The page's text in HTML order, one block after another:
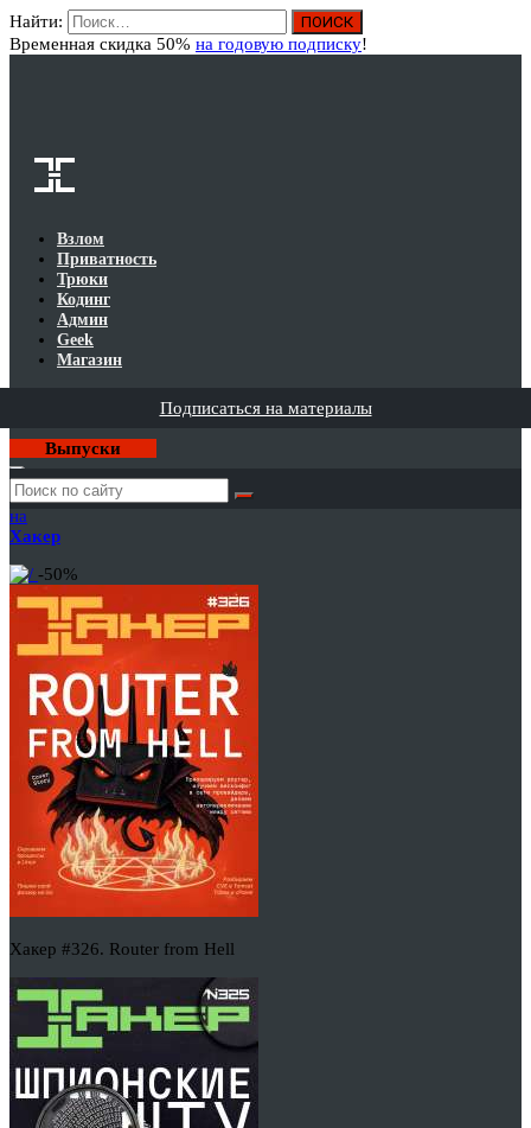
Найти:
Временная скидка 50% на годовую подписку!
Взлом
Приватность
Трюки
Кодинг
Админ
Geek
Магазин
Подписаться на материалы
Выпуски
Годовая
подписка
на
Хакер
-50%
Хакер #326. Router from Hell